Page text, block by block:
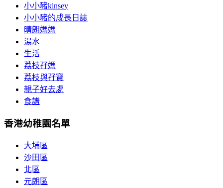
小小豬kinsey
小小豬的成長日誌
晴朗媽媽
湯水
生活
荔枝孖媽
荔枝與孖寶
親子好去處
食譜
香港幼稚園名單
大埔區
沙田區
北區
元朗區